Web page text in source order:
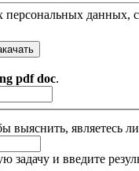
персональных данных,
pdf doc.
выяснить, являетесь
задачу и введите